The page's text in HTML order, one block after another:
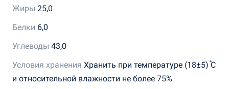
Жиры 25,0
Белки 6,0
Углеводы 43,0
Условия хранения Хранить при температуре (18±5) ֯С
и относительной влажности не более 75%